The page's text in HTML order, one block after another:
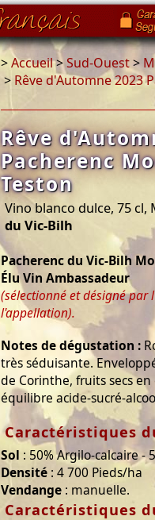
>Accueil>Sud-Ouest>
> Rêve d'Automne 2023
Rêve
Pacherenc
Teston
Vino blanco dulce, 75
du Vic-Bilh
Pacherenc du Vic-Bilh
Élu Vin Ambassadeur
(sélectionné et désigné
l'appellation).
Notes de dégustation :
très séduisante.
de Corinthe, fruits secs
équilibre acide-sucré-
Caractéristiques
Sol : 50% Argilo-calcaire -
Densité : 4 700 Pieds/ha
Vendange : manuelle.
Caractéristiques